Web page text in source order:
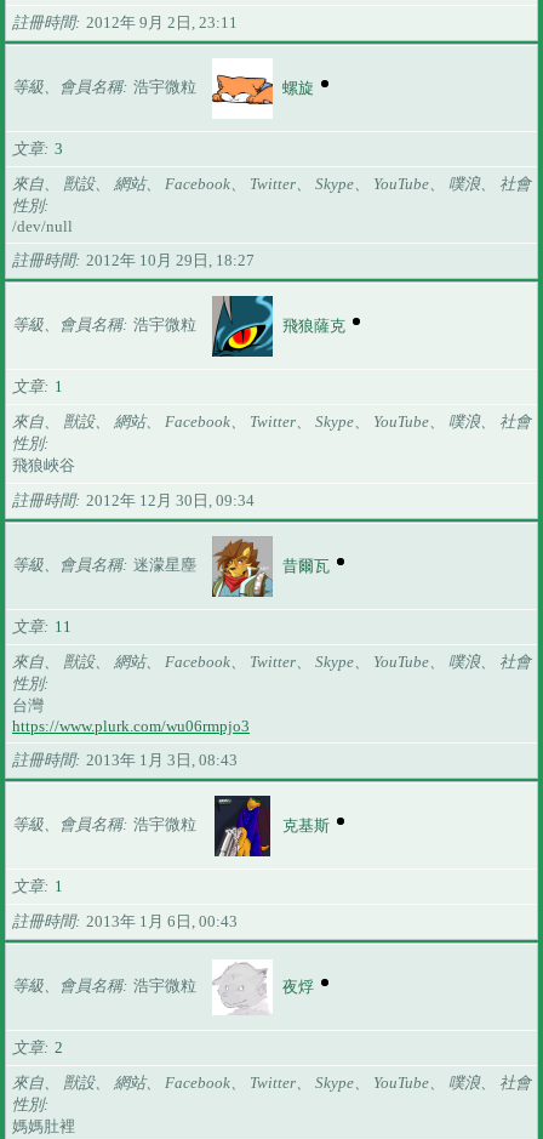
註冊時間 2012年 9月 2日, 23:11
等級、會員名稱 浩宇微粒 螺旋
文章 3
來自、 獸設、 網站、 Facebook、 Twitter、 Skype、 YouTube、 噗浪、 社會
性別
/dev/null
註冊時間
2012年 10月 29日, 18:27
等級、會員名稱 浩宇微粒 飛狼薩克
文章
1
來自、 獸設、 網站、 Facebook、 Twitter、 Skype、 YouTube、 噗浪、 社會
性別
飛狼峽谷
註冊時間
2012年 12月 30日, 09:34
等級、會員名稱 迷濛星塵 昔爾瓦
文章
11
來自、 獸設、 網站、 Facebook、 Twitter、 Skype、 YouTube、 噗浪、 社會
性別
台灣
https://www.plurk.com/wu06rmpjo3
註冊時間
2013年 1月 3日, 08:43
等級、會員名稱 浩宇微粒 克基斯
文章
1
註冊時間
2013年 1月 6日, 00:43
等級、會員名稱 浩宇微粒 夜烰
文章 2
來自、 獸設、 網站、 Facebook、 Twitter、 Skype、 YouTube、 噗浪、 社會
性別
媽媽肚裡